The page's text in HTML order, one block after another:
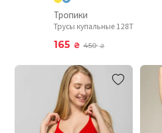
Тропики
Трусы купальные 128T
165 ₴ 450₴